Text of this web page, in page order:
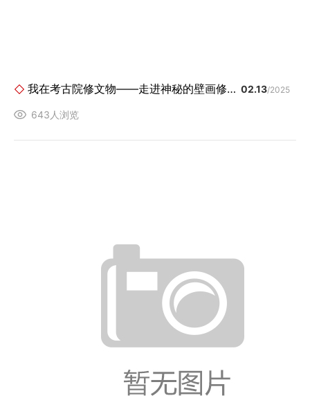
我在考古院修文物——走进神秘的壁画修复师
643人浏览
02.13/2025